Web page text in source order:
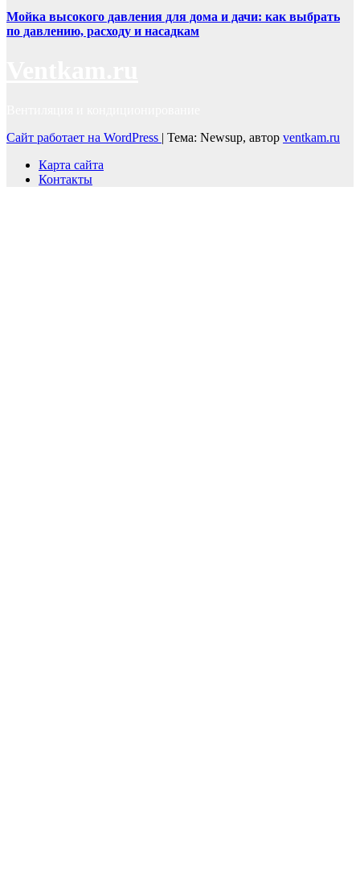
Мойка высокого давления для дома и дачи: как выбрать
по давлению, расходу и насадкам
Сайт работает на WordPress | Тема: Newsup, автор ventkam.ru
Карта сайта
Контакты